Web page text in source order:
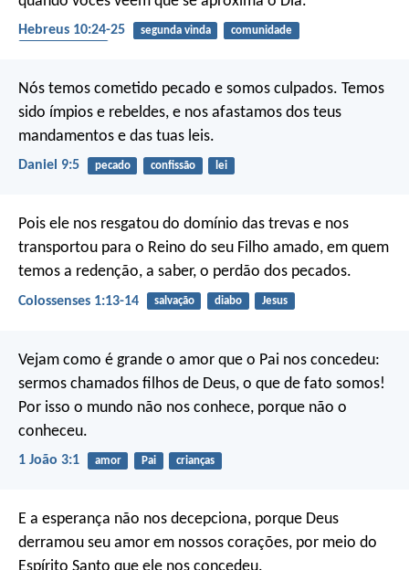
Hebreus 10:24-25 segunda vinda
comunidade
Nós temos cometido pecado e somos culpados. Temos
sido ímpios e rebeldes, e nos afastamos dos teus
mandamentos e das tuas leis.
Daniel 9:5 pecado confissão lei
Pois ele nos resgatou do domínio das trevas e nos
transportou para o Reino do seu Filho amado, em quem
temos a redenção, a saber, o perdão dos pecados.
Colossenses 1:13-14 salvação diabo Jesus
Vejam como é grande o amor que o Pai nos concedeu:
sermos chamados filhos de Deus, o que de fato somos!
Por isso o mundo não nos conhece, porque não o
conheceu.
1 João 3:1 amor Pai crianças
E a esperança não nos decepciona, porque Deus
derramou seu amor em nossos corações, por meio do